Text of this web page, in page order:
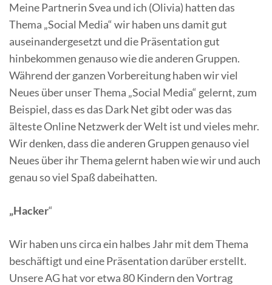
Meine Partnerin Svea und ich (Olivia) hatten das
Thema „Social Media“ wir haben uns damit gut
auseinandergesetzt und die Präsentation gut
hinbekommen genauso wie die anderen Gruppen.
Während der ganzen Vorbereitung haben wir viel
Neues über unser Thema „Social Media“ gelernt, zum
Beispiel, dass es das Dark Net gibt oder was das
älteste Online Netzwerk der Welt ist und vieles mehr.
Wir denken, dass die anderen Gruppen genauso viel
Neues über ihr Thema gelernt haben wie wir und auch
genau so viel Spaß dabeihatten.
„Hacker“
Wir haben uns circa ein halbes Jahr mit dem Thema
beschäftigt und eine Präsentation darüber erstellt.
Unsere AG hat vor etwa 80 Kindern den Vortrag